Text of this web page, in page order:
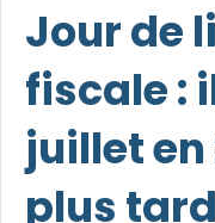
Jour de
fiscale :
juillet en
plus